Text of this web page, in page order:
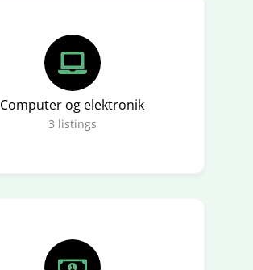
Computer og elektronik
3 listings